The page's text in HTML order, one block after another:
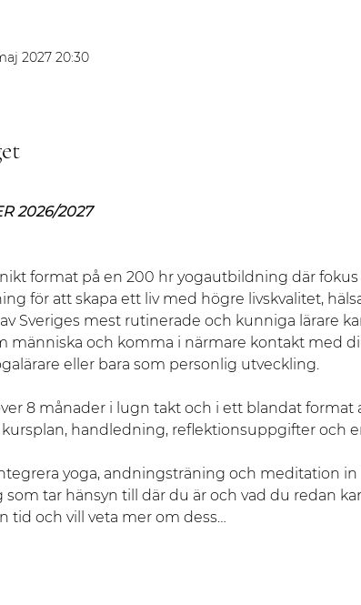
2027 20:30
2026/2027
format på en 200 hr yogautbildning där
för att skapa ett liv med högre livskvalitet,
Sveriges mest rutinerade och kunniga lärare
människa och komma i närmare kontakt med
eller bara som personlig utveckling.
8 månader i lugn takt och i ett blandat format
kursplan, handledning, reflektionsuppgifter och
yoga, andningsträning och meditation
tar hänsyn till där du är och vad du redan
tid och vill veta mer om dess…